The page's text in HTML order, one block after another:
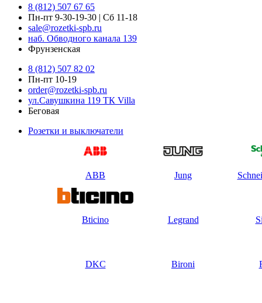
8 (812) 507 67 65
Пн-пт 9-30-19-30 | Сб 11-18
sale@rozetki-spb.ru
наб. Обводного канала 139
Фрунзенская
8 (812) 507 82 02
Пн-пт 10-19
order@rozetki-spb.ru
ул.Савушкина 119 ТК Villa
Беговая
Розетки и выключатели
ABB Jung
Bticino Legrand
DKC Bironi